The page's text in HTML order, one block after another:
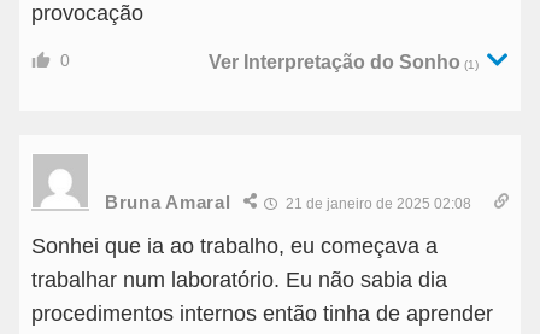
provocação
0 Ver Interpretação do Sonho (1)
Bruna Amaral 21 de janeiro de 2025 02:08
Sonhei que ia ao trabalho, eu começava a
trabalhar num laboratório. Eu não sabia dia
procedimentos internos então tinha de aprender